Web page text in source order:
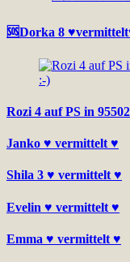
🆘Dorka 8
Rozi 4 auf PS in
Janko ♥ vermittelt ♥
Shila 3 ♥ vermittelt ♥
Evelin ♥ vermittelt ♥
Emma ♥ vermittelt ♥